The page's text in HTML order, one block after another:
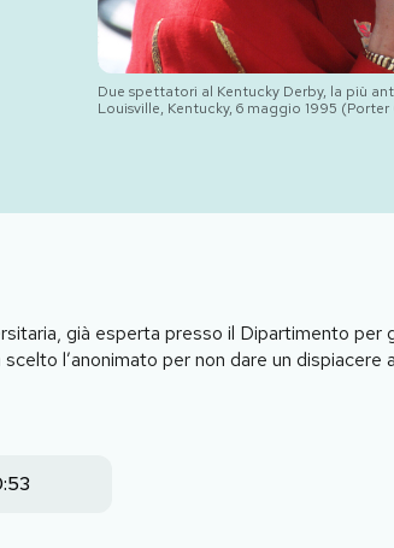
Due spettatori al Kentucky Derby, la più
Louisville, Kentucky, 6 maggio 1995
già esperta presso il Dipartimento per
l’anonimato per non dare un dispiacere